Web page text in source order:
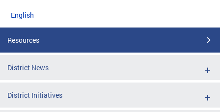
English
Resources
District News
District Initiatives